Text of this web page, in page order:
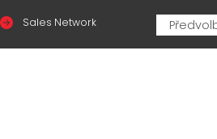
Sales Network